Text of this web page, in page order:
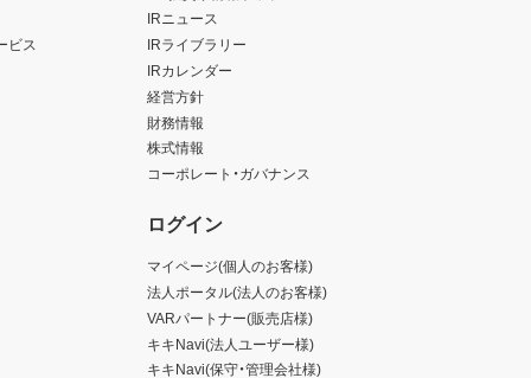
ビス
IRニュース
IRライブラリー
IRカレンダー
経営方針
財務情報
株式情報
コーポレート・ガバナンス
ログイン
マイページ(個人のお客様)
法人ポータル(法人のお客様)
VARパートナー(販売店様)
キキNavi(法人ユーザー様)
キキNavi(保守・管理会社様)